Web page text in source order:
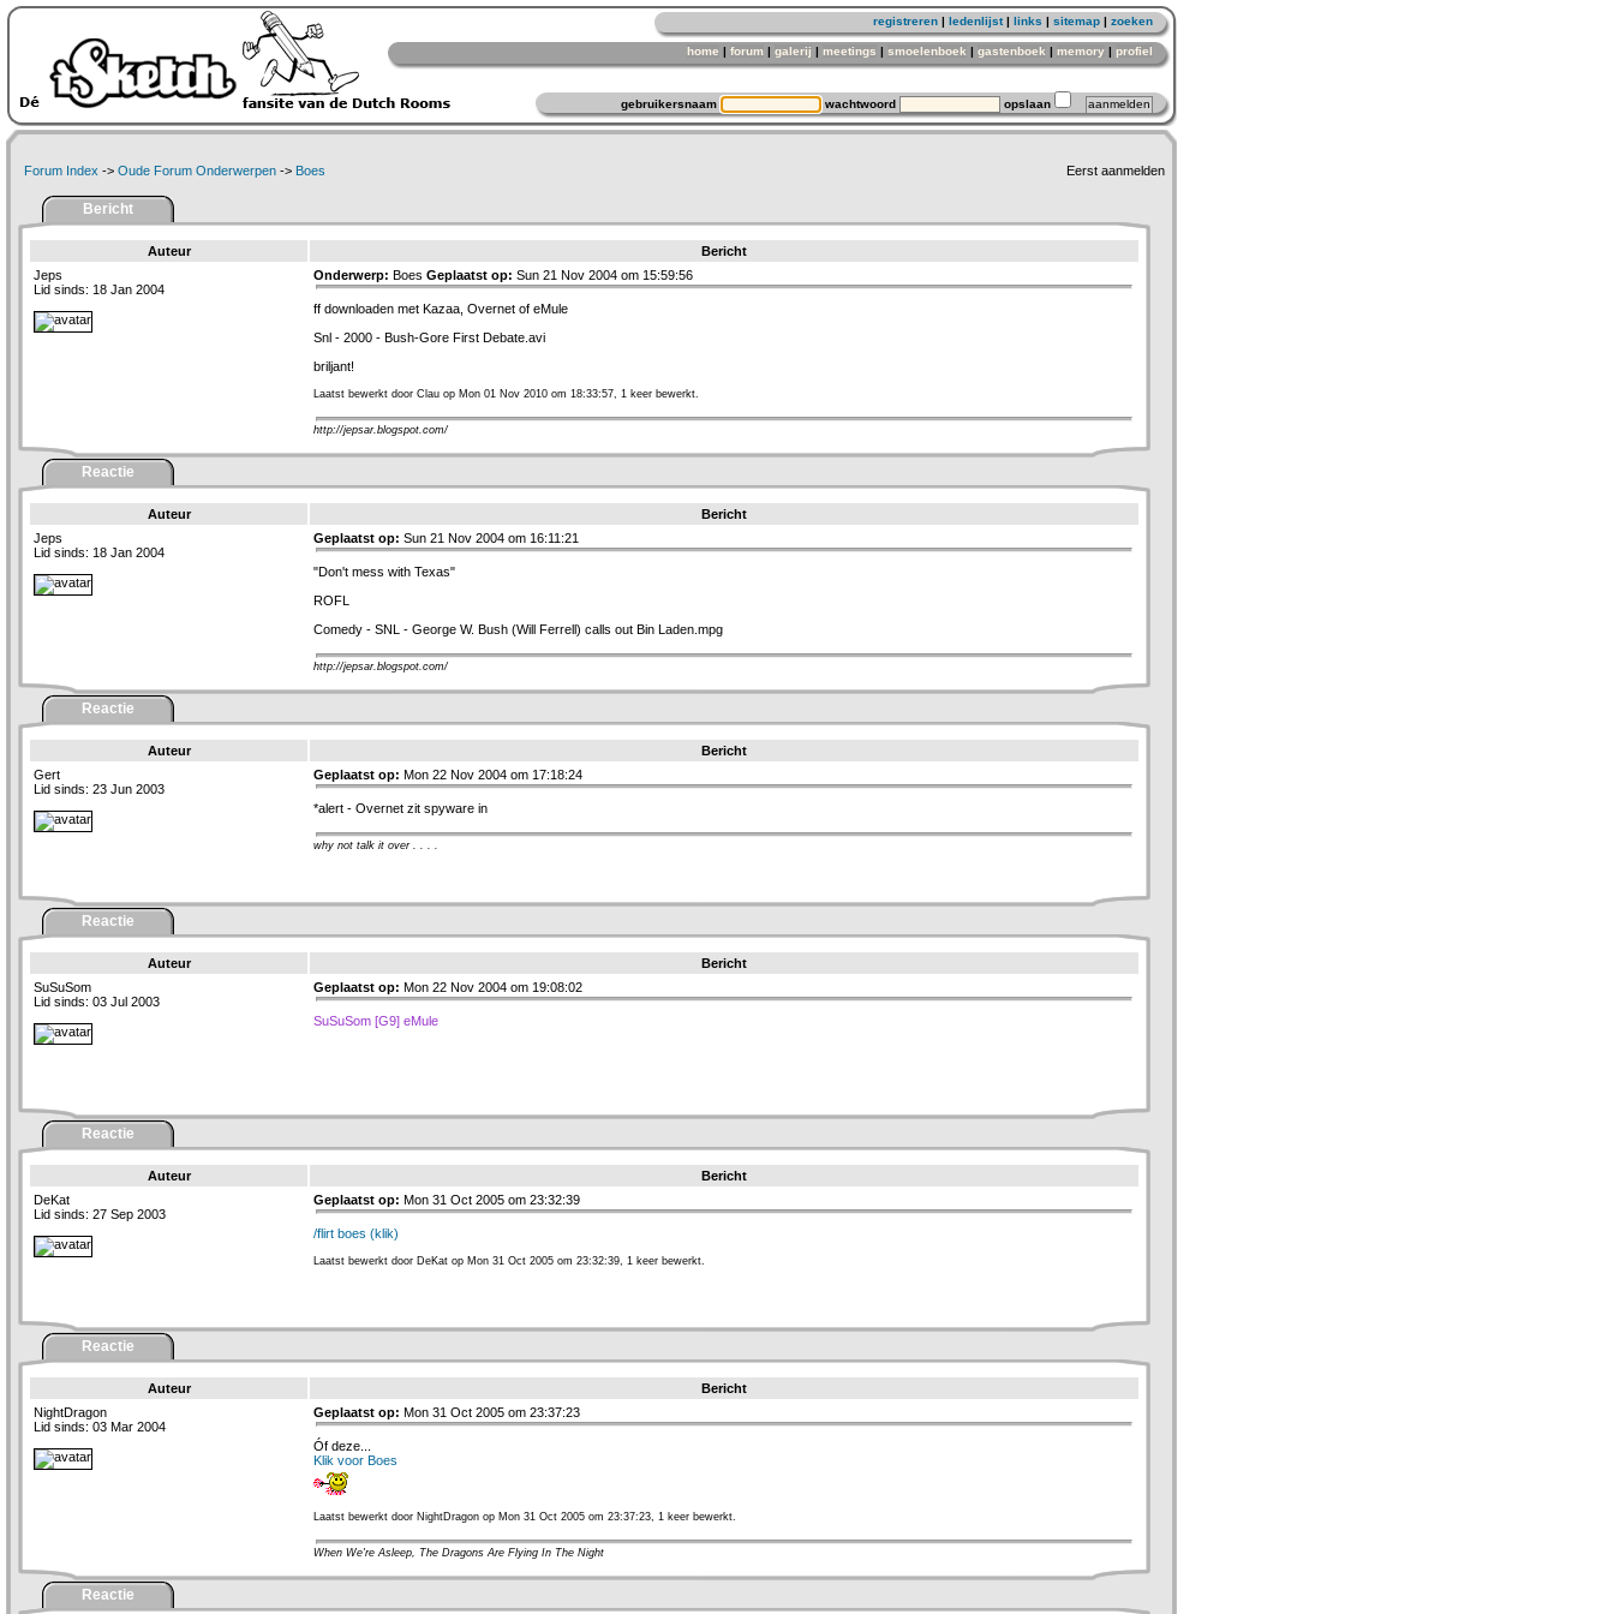
registreren | ledenlijst| links | sitemap | zoeken
home | forum | galerij | meetings | smoelenboek | gastenboek | memory | profiel
gebruikersnaam wachtwoord opslaan
Forum Index -> Oude Forum Onderwerpen -> Boes Eerst aanmelden
Bericht
Auteur
Bericht
Jeps
Lid sinds: 18 Jan 2004
Onderwerp: Boes Geplaatst op: Sun 21 Nov 2004 om 15:59:56
ff downloaden met Kazaa, Overnet of eMule
Snl - 2000 - Bush-Gore First Debate.avi
briljant!
Laatst bewerkt door Clau op Mon 01 Nov 2010 om 18:33:57, 1 keer bewerkt.
http://jepsar.blogspot.com/
Reactie
Auteur
Bericht
Jeps
Lid sinds: 18 Jan 2004
Geplaatst op: Sun 21 Nov 2004 om 16:11:21
"Don't mess with Texas"
ROFL
Comedy - SNL - George W. Bush (Will Ferrell) calls out Bin Laden.mpg
http://jepsar.blogspot.com/
Reactie
Auteur
Bericht
Gert
Lid sinds: 23 Jun 2003
Geplaatst op: Mon 22 Nov 2004 om 17:18:24
*alert - Overnet zit spyware in
why not talk it over . . . .
Reactie
Auteur
Bericht
SuSuSom
Lid sinds: 03 Jul 2003
Geplaatst op: Mon 22 Nov 2004 om 19:08:02
SuSuSom [G9] eMule
Reactie
Auteur
Bericht
DeKat
Lid sinds: 27 Sep 2003
Geplaatst op: Mon 31 Oct 2005 om 23:32:39
/flirt boes (klik)
Laatst bewerkt door DeKat op Mon 31 Oct 2005 om 23:32:39, 1 keer bewerkt.
Reactie
Auteur
Bericht
NightDragon
Lid sinds: 03 Mar 2004
Geplaatst op: Mon 31 Oct 2005 om 23:37:23
Óf deze...
Klik voor Boes
Laatst bewerkt door NightDragon op Mon 31 Oct 2005 om 23:37:23, 1 keer bewerkt.
When We're Asleep, The Dragons Are Flying In The Night
Reactie